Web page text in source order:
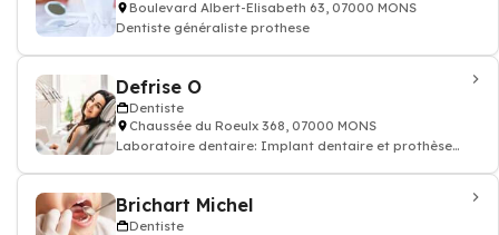
Boulevard Albert-Elisabeth 63, 07000 MONS
Dentiste généraliste prothese
Defrise O
Dentiste
Chaussée du Roeulx 368, 07000 MONS
Laboratoire dentaire: Implant dentaire et prothèse
Brichart Michel
Dentiste